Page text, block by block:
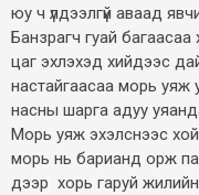
юу ч үлдээлгүй аваад
Банзрагч гуай
цаг эхлэхэд хийдээс
настайгаасаа морь
насны шарга адуу
Морь уяж эхэлснээс
морь нь барианд орж
дээр хорь гаруй